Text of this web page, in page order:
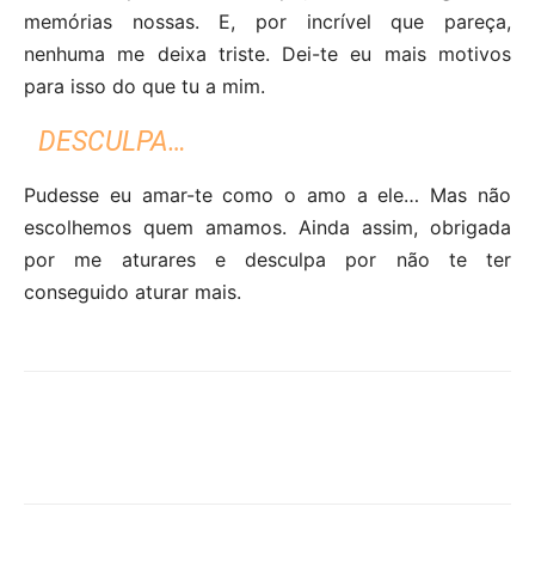
memórias nossas. E, por incrível que pareça,
nenhuma me deixa triste. Dei-te eu mais motivos
para isso do que tu a mim.
DESCULPA…
Pudesse eu amar-te como o amo a ele… Mas não
escolhemos quem amamos. Ainda assim, obrigada
por me aturares e desculpa por não te ter
conseguido aturar mais.